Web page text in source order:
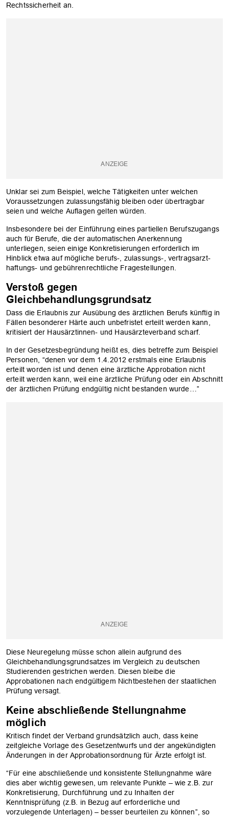
Rechtssicherheit an.
Unklar sei zum Beispiel, welche Tätigkeiten unter welchen
Voraussetzungen zulassungsfähig bleiben oder übertragbar
seien und welche Auflagen gelten würden.
Insbesondere bei der Einführung eines partiellen Berufszugangs
auch für Berufe, die der automatischen Anerkennung
unterliegen, seien einige Konkretisierungen erforderlich im
Hinblick etwa auf mögliche berufs-, zulassungs-, vertragsarzt-
haftungs- und gebührenrechtliche Fragestellungen.
Verstoß gegen
Gleichbehandlungsgrundsatz
Dass die Erlaubnis zur Ausübung des ärztlichen Berufs künftig in
Fällen besonderer Härte auch unbefristet erteilt werden kann,
kritisiert der Hausärztinnen- und Hausärzteverband scharf.
In der Gesetzesbegründung heißt es, dies betreffe zum Beispiel
Personen, “denen vor dem 1.4.2012 erstmals eine Erlaubnis
erteilt worden ist und denen eine ärztliche Approbation nicht
erteilt werden kann, weil eine ärztliche Prüfung oder ein Abschnitt
der ärztlichen Prüfung endgültig nicht bestanden wurde…”
Diese Neuregelung müsse schon allein aufgrund des
Gleichbehandlungsgrundsatzes im Vergleich zu deutschen
Studierenden gestrichen werden. Diesen bleibe die
Approbationen nach endgültigem Nichtbestehen der staatlichen
Prüfung versagt.
Keine abschließende Stellungnahme
möglich
Kritisch findet der Verband grundsätzlich auch, dass keine
zeitgleiche Vorlage des Gesetzentwurfs und der angekündigten
Änderungen in der Approbationsordnung für Ärzte erfolgt ist.
“Für eine abschließende und konsistente Stellungnahme wäre
dies aber wichtig gewesen, um relevante Punkte – wie z.B. zur
Konkretisierung, Durchführung und zu Inhalten der
Kenntnisprüfung (z.B. in Bezug auf erforderliche und
vorzulegende Unterlagen) – besser beurteilen zu können”, so